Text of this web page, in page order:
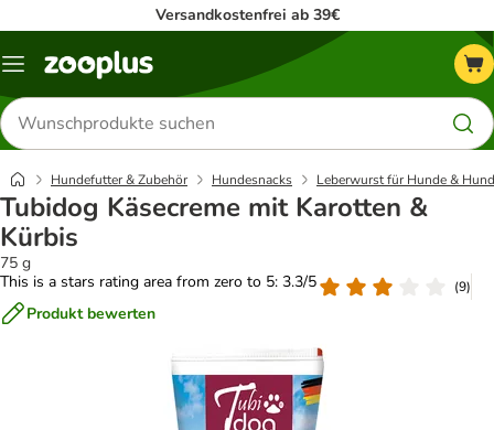
Versandkostenfrei ab 39€
Menü
Produkte
suchen
Hundefutter & Zubehör Hundesnacks Leberwurst für Hunde &
Tubidog Käsecreme mit Karotten &
Kürbis
75 g
This is a stars rating area from zero to 5: 3.3/5
(9)
Produkt bewerten